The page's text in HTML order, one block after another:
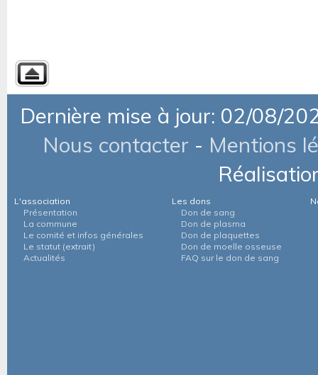
Dernière mise à jour: 02/08/
Nous contacter - Mentions
L'association
Présentation
La commune
Le comité et infos générales
Le statut (extrait)
Actualités
Les dons
Don de sang
Don de plasma
Don de plaquettes
Don de moelle osseuse
FAQ sur le don de sang